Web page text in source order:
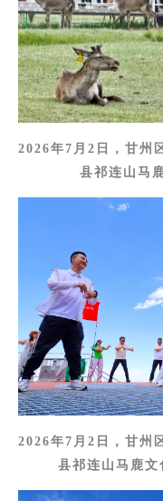
2026年7月2日，甘州
县祁连山马
2026年7月2日，甘州
县祁连山马鹿文